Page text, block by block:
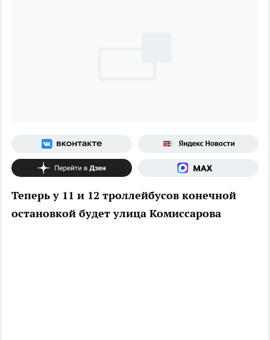
Теперь у 11 и 12 троллейбусов конечной
остановкой будет улица Комиссарова